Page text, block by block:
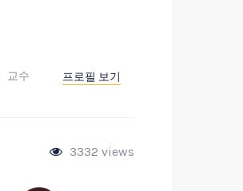
교수 프로필 보기
3332 views